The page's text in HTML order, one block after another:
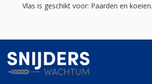
Vlas is geschikt voor: Paarden en koeien.